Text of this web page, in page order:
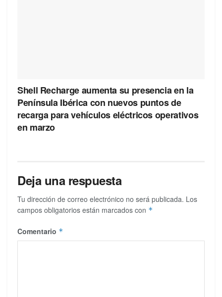
Shell Recharge aumenta su presencia en la
Península Ibérica con nuevos puntos de
recarga para vehículos eléctricos operativos
en marzo
Deja una respuesta
Tu dirección de correo electrónico no será publicada. Los
campos obligatorios están marcados con *
Comentario *